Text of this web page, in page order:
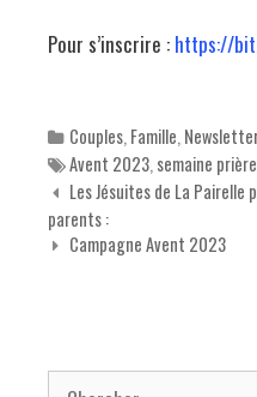
Pour s’inscrire : https://
Categories
Couples, Famille,
Tags
Avent 2023, semaine prière
Navigation des articles
Les Jésuites de La
parents :
Campagne Avent 2023
Chercher pour: